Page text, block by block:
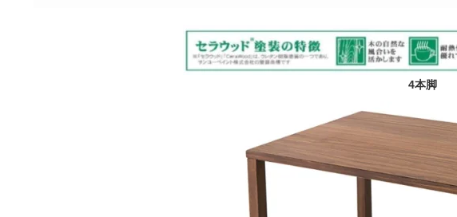
4本脚